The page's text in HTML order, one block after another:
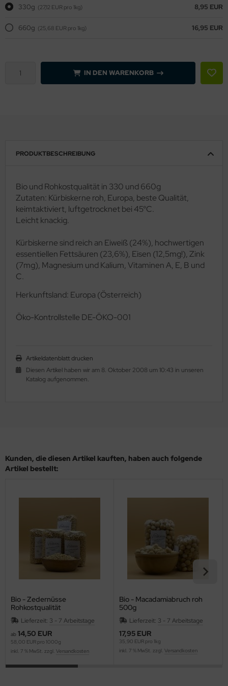
330g (27,12 EUR pro 1kg) 8,95 EUR
660g (25,68 EUR pro 1kg) 16,95 EUR
IN DEN WARENKORB
PRODUKTBESCHREIBUNG
Bio und Rohkostqualität in 330 und 660g
Zutaten: Kürbiskerne roh, Europa, beste Qualität,
keimtaktiviert, luftgetrocknet bei 45°C.
Leicht knackig.
Kürbiskerne sind reich an Eiweiß (24%), hochwertigen
essentiellen Fettsäuren (23,6%), Eisen (12,5mg!), Zink
(7mg), Magnesium und Kalium, Vitaminen A, E, B und
C.
Herkunftsland: Europa (Österreich)
Öko-Kontrollstelle DE-ÖKO-001
Artikeldatenblatt drucken
Diesen Artikel haben wir am 8. Oktober 2008 um 10:43 in unseren
Katalog aufgenommen.
Kunden, die diesen Artikel kauften, haben auch folgende
Artikel bestellt:
Bio - Zedernüsse
Rohkostqualität
Lieferzeit: 3 - 7 Arbeitstage
ab 14,50 EUR
58,00 EUR pro 1000g
inkl. 7 % MwSt. zzgl. Versandkosten
Bio - Macadamiabruch roh
500g
Lieferzeit: 3 - 7 Arbeitstage
17,95 EUR
35,90 EUR pro 1kg
inkl. 7 % MwSt. zzgl. Versandkosten